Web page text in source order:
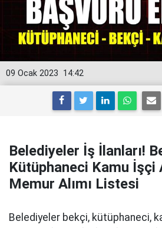
14:42
09 Ocak 2023
Belediyeler İş İlanları!
Kütüphaneci Kamu İşçi
Memur Alımı Listesi
Belediyeler bekçi, kütüphaneci,